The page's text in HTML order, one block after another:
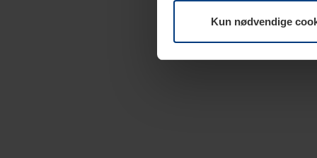
Kun nødvendige